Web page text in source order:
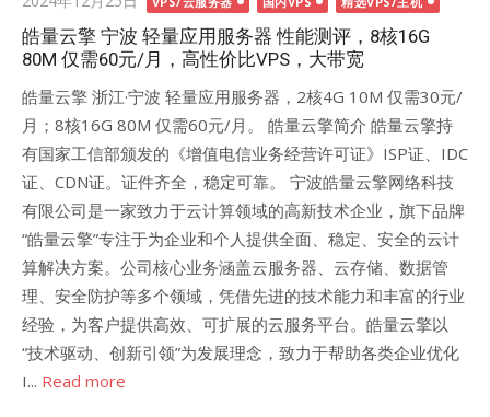
on
皓量云擎 宁波 轻量应用服务器 性能测评，8核16G
80M 仅需60元/月，高性价比VPS，大带宽
皓量云擎 浙江·宁波 轻量应用服务器，2核4G 10M 仅需30元/
月；8核16G 80M 仅需60元/月。 皓量云擎简介 皓量云擎持
有国家工信部颁发的《增值电信业务经营许可证》ISP证、IDC
证、CDN证。证件齐全，稳定可靠。 宁波皓量云擎网络科技
有限公司是一家致力于云计算领域的高新技术企业，旗下品牌
“皓量云擎”专注于为企业和个人提供全面、稳定、安全的云计
算解决方案。公司核心业务涵盖云服务器、云存储、数据管
理、安全防护等多个领域，凭借先进的技术能力和丰富的行业
经验，为客户提供高效、可扩展的云服务平台。皓量云擎以
“技术驱动、创新引领”为发展理念，致力于帮助各类企业优化
I... Read more